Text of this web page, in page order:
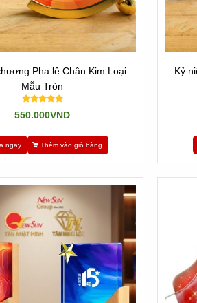
thành quả, kỷ niệm những sự kiện quan
nào người mua cũng muốn chi tiền
DẪN
Pha lê Chân Kim Loại
Mẫu Tròn
550.000VND
ngay Thêm vào giỏ hàng
Kỷ